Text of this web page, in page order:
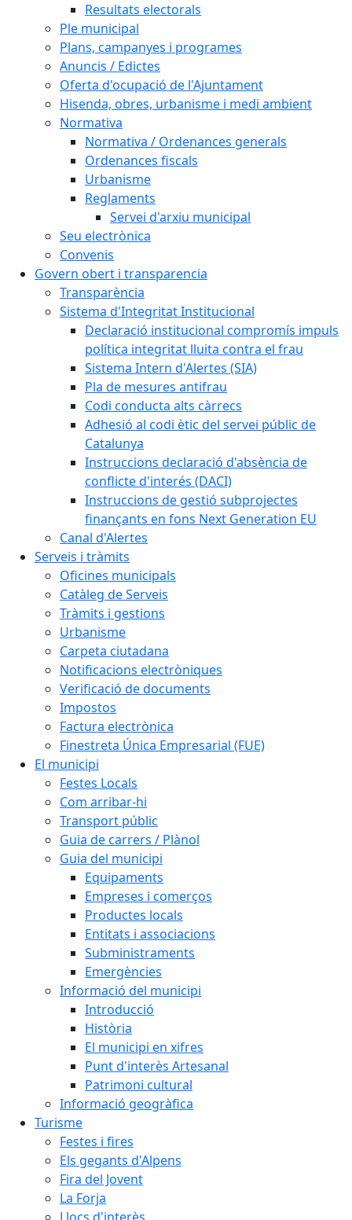
Resultats electorals
Ple municipal
Plans, campanyes i programes
Anuncis / Edictes
Oferta d'ocupació de l'Ajuntament
Hisenda, obres, urbanisme i medi ambient
Normativa
Normativa / Ordenances generals
Ordenances fiscals
Urbanisme
Reglaments
Servei d'arxiu municipal
Seu electrònica
Convenis
Govern obert i transparencia
Transparència
Sistema d'Integritat Institucional
Declaració institucional compromís impuls
política integritat lluita contra el frau
Sistema Intern d'Alertes (SIA)
Pla de mesures antifrau
Codi conducta alts càrrecs
Adhesió al codi ètic del servei públic de
Catalunya
Instruccions declaració d'absència de
conflicte d'interés (DACI)
Instruccions de gestió subprojectes
finançants en fons Next Generation EU
Canal d'Alertes
Serveis i tràmits
Oficines municipals
Catàleg de Serveis
Tràmits i gestions
Urbanisme
Carpeta ciutadana
Notificacions electròniques
Verificació de documents
Impostos
Factura electrònica
Finestreta Única Empresarial (FUE)
El municipi
Festes Locals
Com arribar-hi
Transport públic
Guia de carrers / Plànol
Guia del municipi
Equipaments
Empreses i comerços
Productes locals
Entitats i associacions
Subministraments
Emergències
Informació del municipi
Introducció
Història
El municipi en xifres
Punt d'interès Artesanal
Patrimoni cultural
Informació geogràfica
Turisme
Festes i fires
Els gegants d'Alpens
Fira del Jovent
La Forja